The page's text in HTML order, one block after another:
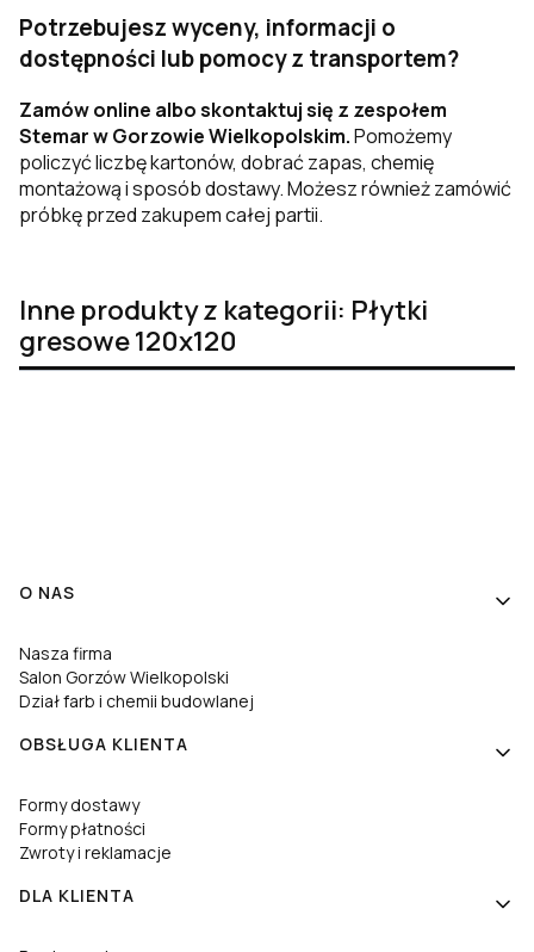
Potrzebujesz wyceny, informacji o
dostępności lub pomocy z transportem?
Zamów online albo skontaktuj się z zespołem
Stemar w Gorzowie Wielkopolskim.Pomożemy
policzyć liczbę kartonów, dobrać zapas, chemię
montażową i sposób dostawy. Możesz również zamówić
próbkę przed zakupem całej partii.
Inne produkty z kategorii: Płytki
gresowe 120x120
Linki w stopce
O NAS
Nasza firma
Salon Gorzów Wielkopolski
Dział farb i chemii budowlanej
OBSŁUGA KLIENTA
Formy dostawy
Formy płatności
Zwroty i reklamacje
DLA KLIENTA